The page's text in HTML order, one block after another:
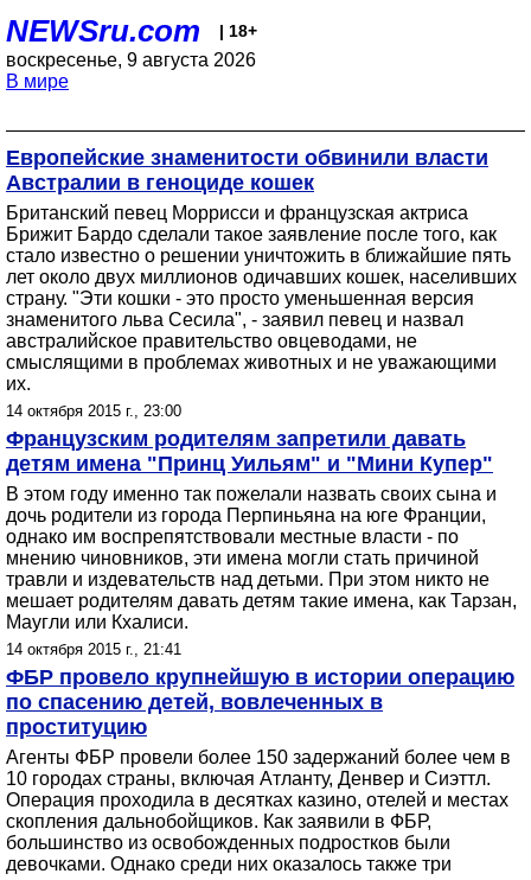
NEWSru.com | 18+
воскресенье, 9 августа 2026
В мире
Европейские знаменитости обвинили власти
Австралии в геноциде кошек
Британский певец Моррисси и французская актриса
Брижит Бардо сделали такое заявление после того, как
стало известно о решении уничтожить в ближайшие пять
лет около двух миллионов одичавших кошек, населивших
страну. "Эти кошки - это просто уменьшенная версия
знаменитого льва Сесила", - заявил певец и назвал
австралийское правительство овцеводами, не
смыслящими в проблемах животных и не уважающими
их.
14 октября 2015 г., 23:00
Французским родителям запретили давать
детям имена "Принц Уильям" и "Мини Купер"
В этом году именно так пожелали назвать своих сына и
дочь родители из города Перпиньяна на юге Франции,
однако им воспрепятствовали местные власти - по
мнению чиновников, эти имена могли стать причиной
травли и издевательств над детьми. При этом никто не
мешает родителям давать детям такие имена, как Тарзан,
Маугли или Кхалиси.
14 октября 2015 г., 21:41
ФБР провело крупнейшую в истории операцию
по спасению детей, вовлеченных в
проституцию
Агенты ФБР провели более 150 задержаний более чем в
10 городах страны, включая Атланту, Денвер и Сиэттл.
Операция проходила в десятках казино, отелей и местах
скопления дальнобойщиков. Как заявили в ФБР,
большинство из освобожденных подростков были
девочками. Однако среди них оказалось также три